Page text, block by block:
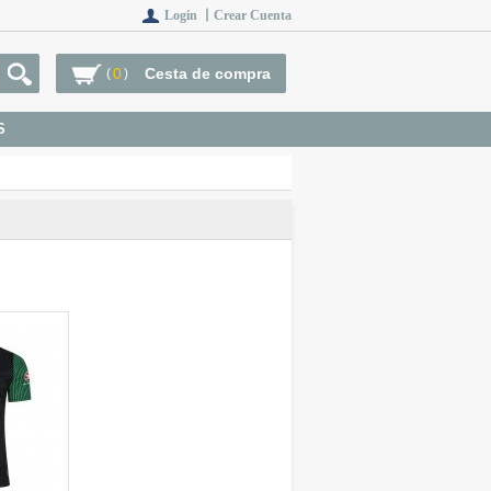
Login 丨 Crear Cuenta
(0) Cesta de compra